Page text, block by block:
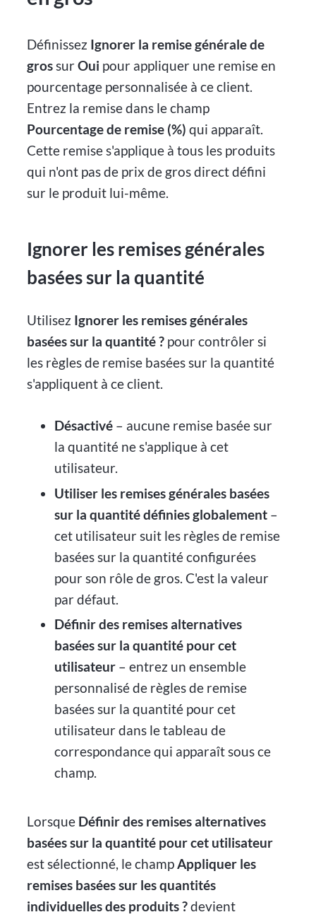
Définissez Ignorer la remise générale de
grossurOui pour appliquer une remise en
pourcentage personnalisée à ce client.
Entrez la remise dans le champ
Pourcentage de remise (%) qui apparaît.
Cette remise s'applique à tous les produits
qui n'ont pas de prix de gros direct défini
sur le produit lui-même.
Ignorer les remises générales
basées sur la quantité
Utilisez Ignorer les remises générales
basées sur la quantité ? pour contrôler si
les règles de remise basées sur la quantité
s'appliquent à ce client.
Désactivé– aucune remise basée sur
la quantité ne s'applique à cet
utilisateur.
Utiliser les remises générales basées
sur la quantité définies globalement–
cet utilisateur suit les règles de remise
basées sur la quantité configurées
pour son rôle de gros. C'est la valeur
par défaut.
Définir des remises alternatives
basées sur la quantité pour cet
utilisateur– entrez un ensemble
personnalisé de règles de remise
basées sur la quantité pour cet
utilisateur dans le tableau de
correspondance qui apparaît sous ce
champ.
Lorsque Définir des remises alternatives
basées sur la quantité pour cet utilisateur
est sélectionné, le champAppliquer les
remises basées sur les quantités
individuelles des produits ?devient